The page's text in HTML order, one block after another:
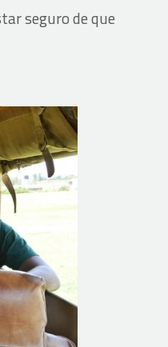
seguro de que